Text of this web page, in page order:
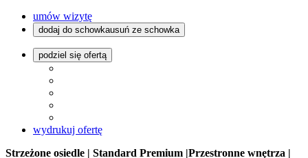
umów wizytę
dodaj do schowkausuń ze schowka
podziel się ofertą
wydrukuj ofertę
Strzeżone osiedle | Standard Premium |Przestronne wnętrza |